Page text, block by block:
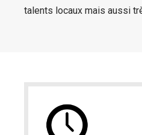
talents locaux mais aussi